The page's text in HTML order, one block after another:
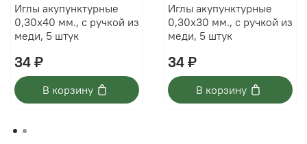
Иглы акупунктурные
0,30х40 мм., с ручкой из
меди, 5 штук
34 ₽
В корзину
Иглы акупунктурные
0,30х30 мм., с ручкой из
меди, 5 штук
34 ₽
В корзину